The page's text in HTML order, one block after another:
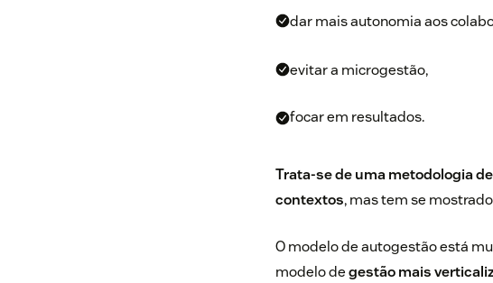
dar mais autonomia aos
evitar a microgestão,
focar em resultados.
Trata-se de uma metodologia
contextos, mas tem se
O modelo de autogestão está
modelo degestão mais